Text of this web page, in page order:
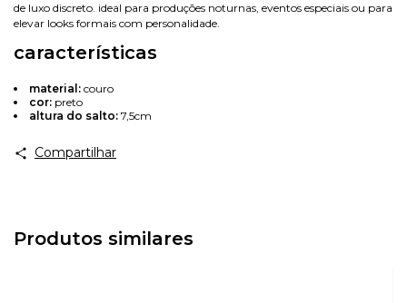
Celular
de luxo discreto. ideal para produções noturnas, eventos especiais ou para
elevar looks formais com personalidade.
características
material: couro
cor: preto
altura do salto: 7,5cm
Compartilhar
Produtos similares